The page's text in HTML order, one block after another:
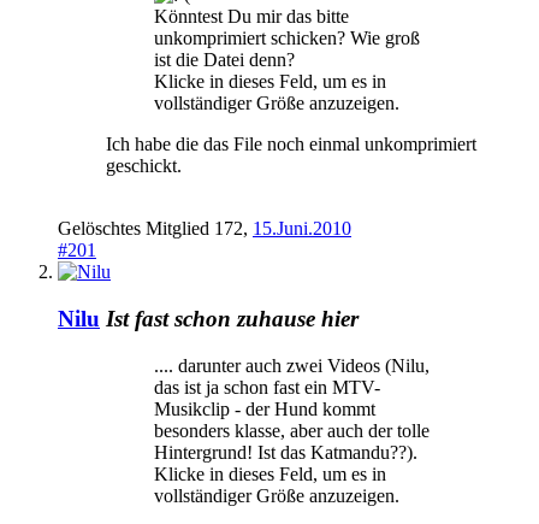
Könntest Du mir das bitte
unkomprimiert schicken? Wie groß
ist die Datei denn?
Klicke in dieses Feld, um es in
vollständiger Größe anzuzeigen.
Ich habe die das File noch einmal unkomprimiert
geschickt.
Gelöschtes Mitglied 172, 15.Juni.2010
#201
Nilu Ist fast schon zuhause hier
.... darunter auch zwei Videos (Nilu,
das ist ja schon fast ein MTV-
Musikclip - der Hund kommt
besonders klasse, aber auch der tolle
Hintergrund! Ist das Katmandu??).
Klicke in dieses Feld, um es in
vollständiger Größe anzuzeigen.